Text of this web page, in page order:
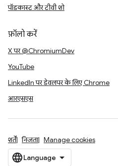
पॉडकास्ट और टीवी शो
फ़ॉलो करें
X पर @ChromiumDev
YouTube
LinkedIn पर डेवलपर के लिए Chrome
आरएसएस
शर्तें निजता Manage cookies